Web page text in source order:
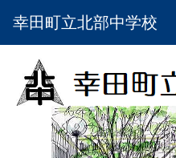
幸田町立北部中学校